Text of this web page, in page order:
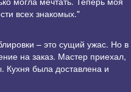
всех знакомых."
– это сущий ужас. Но в
на заказ. Мастер приехал,
была доставлена и